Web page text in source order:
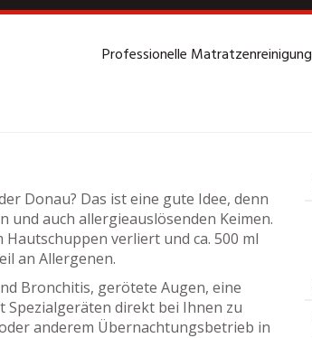
Professionelle Matratzenreinigung
Donau? Das ist eine gute Idee, denn
auch allergieauslösenden Keimen.
verliert und ca. 500 ml
an Allergenen.
Bronchitis, gerötete Augen, eine
Spezialgeräten direkt bei Ihnen zu
anderem Übernachtungsbetrieb in